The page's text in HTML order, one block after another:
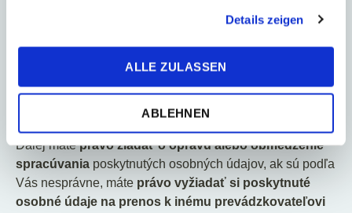
Details zeigen
ALLE ZULASSEN
ABLEHNEN
ukladanie a správa databázy osobných údajov.
písomnej žiadosti na e-mailovú adresu Prevádzkovateľa
uvedenú v hlavičke tohto Súhlasu.
Ďalej máteprávo žiadať o opravu alebo obmedzenie
spracúvania poskytnutých osobných údajov, ak sú podľa
Vás nesprávne, máte právo vyžiadať si poskytnuté
osobné údaje na prenos k inému prevádzkovateľovi